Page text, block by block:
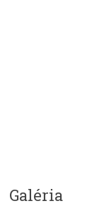
Galéria